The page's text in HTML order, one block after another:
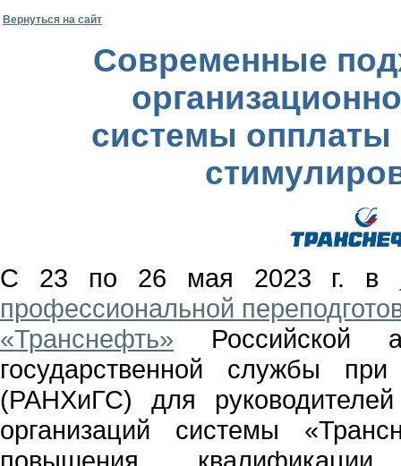
Вернуться на сайт
Современные
системы опплаты
С 23 по 26 мая 2023 г. в
профессиональной
«Транснефть» Российской
государственной службы
(РАНХиГС) для
организаций системы